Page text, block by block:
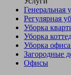
Генеральная
Регулярная
Уборка
Уборка
Уборка
Загородные
Офисы